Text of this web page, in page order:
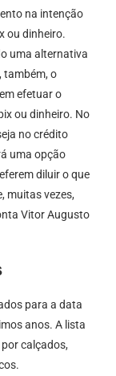
na intenção
ou dinheiro.
uma alternativa
também, o
efetuar o
ou dinheiro. No
no crédito
uma opção
diluir o que
muitas vezes,
Vitor Augusto
para a data
anos. A lista
calçados,